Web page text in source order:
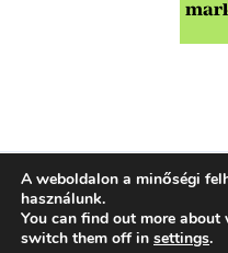
Köszönjük WordPress!
A weboldalon a minőségi
használunk.
You can find out more
switch them off in settings.